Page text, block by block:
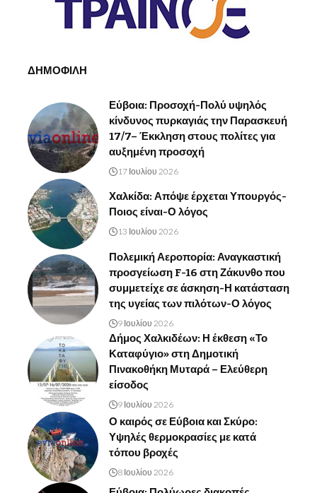
ΔΗΜΟΦΙΛΗ
Εύβοια: Προσοχή-Πολύ υψηλός
κίνδυνος πυρκαγιάς την Παρασκευή
17/7– Έκκληση στους πολίτες για
αυξημένη προσοχή
17 Ιουλίου 2026
Χαλκίδα: Απόψε έρχεται Υπουργός-
Ποιος είναι-Ο λόγος
13 Ιουλίου 2026
Πολεμική Αεροπορία: Αναγκαστική
προσγείωση F-16 στη Ζάκυνθο που
συμμετείχε σε άσκηση-Η κατάσταση
της υγείας των πιλότων-Ο λόγος
9 Ιουλίου 2026
Δήμος Χαλκιδέων: Η έκθεση «Το
Καταφύγιο» στη Δημοτική
Πινακοθήκη Μυταρά – Ελεύθερη
είσοδος
9 Ιουλίου 2026
Ο καιρός σε Εύβοια και Σκύρο:
Υψηλές θερμοκρασίες με κατά
τόπου βροχές
8 Ιουλίου 2026